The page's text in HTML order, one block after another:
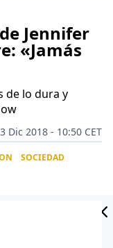
Jennifer
«Jamás
de lo dura y
Dic 2018 - 10:50 CET
SOCIEDAD